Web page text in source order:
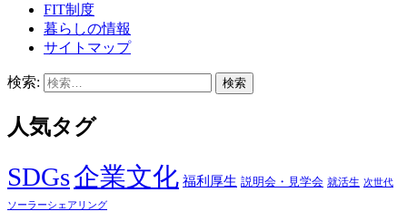
FIT制度
暮らしの情報
サイトマップ
検索:
人気タグ
SDGs企業文化 福利厚生 説明会・見学会 就活生 次世代
ソーラーシェアリング